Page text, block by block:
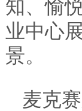
知、愉
业中心
景。
麦克